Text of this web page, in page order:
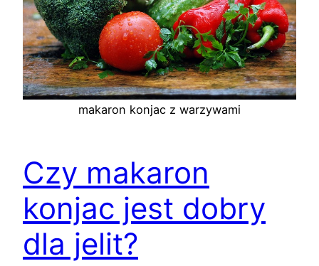
makaron konjac z warzywami
Czy makaron
konjac jest dobry
dla jelit?